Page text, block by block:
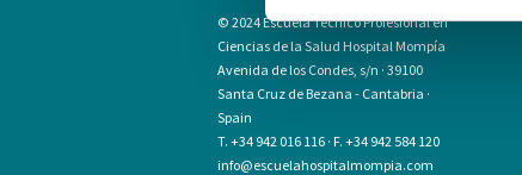
© 2024 Escuela Técnico Profesional en
Ciencias de la Salud Hospital Mompía
Avenida de los Condes, s/n · 39100
Santa Cruz de Bezana - Cantabria ·
Spain
T. +34 942 016 116 · F. +34 942 584 120
info@escuelahospitalmompia.com